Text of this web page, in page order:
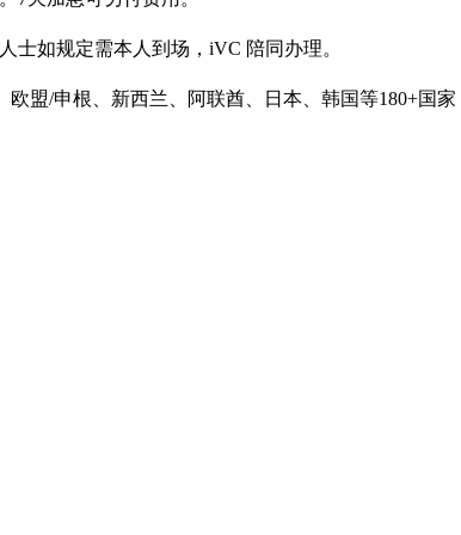
士如规定需本人到场，iVC 陪同办理。
盟/申根、新西兰、阿联酋、日本、韩国等180+国家